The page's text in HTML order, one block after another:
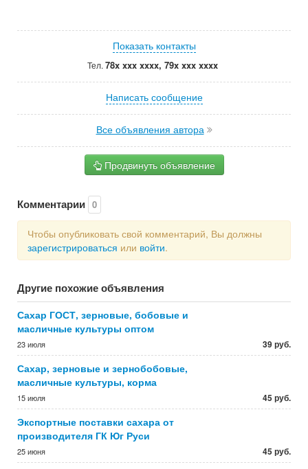
Показать контакты
Тел. 78x xxx xxxx, 79x xxx xxxx
Написать сообщение
Все объявления автора
Продвинуть объявление
Комментарии 0
Чтобы опубликовать свой комментарий, Вы должны
зарегистрироваться или войти.
Другие похожие объявления
Сахар ГОСТ, зерновые, бобовые и
масличные культуры оптом
23 июля 39 руб.
Сахар, зерновые и зернобобовые,
масличные культуры, корма
15 июля 45 руб.
Экспортные поставки сахара от
производителя ГК Юг Руси
25 июня 45 руб.